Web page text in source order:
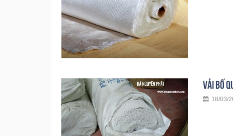
VẢI BỐ
18/03/